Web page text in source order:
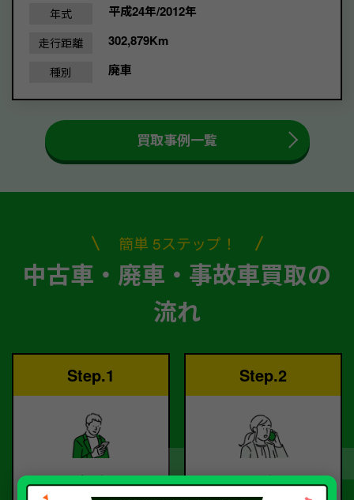
年式 平成24年/2012年
走行距離 302,879Km
種別 廃車
買取事例一覧
簡単 5ステップ！
中古車・廃車・事故車買取の
流れ
Step.1
ご依頼
Step.2
査定